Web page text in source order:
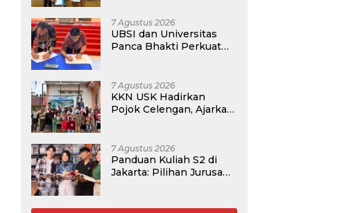
7 Agustus 2026
UBSI dan Universitas
Panca Bhakti Perkuat
7 Agustus 2026
KKN USK Hadirkan
Pojok Celengan, Ajarkan
7 Agustus 2026
Panduan Kuliah S2 di
Jakarta: Pilihan Jurusan,